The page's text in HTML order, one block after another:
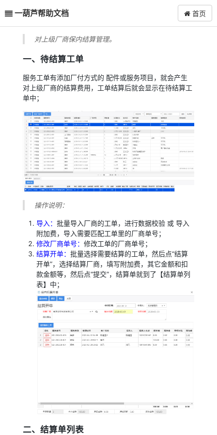
一葫芦帮助文档 首页
对上级厂商保内结算管理。
一、待结算工单
服务工单有添加厂付方式的 配件或服务项目，就会产生
对上级厂商的结算费用，工单结算后就会显示在待结算工
单中；
操作说明：
导入：批量导入厂商的工单，进行数据校验 或 导入
附加费，导入需要匹配工单里的厂商单号；
修改厂商单号：修改工单的厂商单号；
结算开单：批量选择需要结算的工单，然后点“结算
开单”，选择结算厂商，填写附加费，其它金额和扣
款金额等，然后点“提交”，结算单就到了【结算单列
表】中；
二、结算单列表